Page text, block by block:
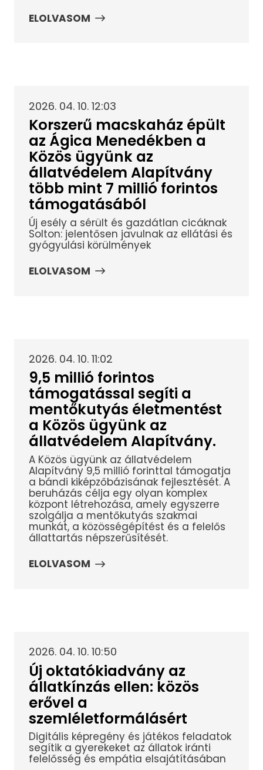
ELOLVASOM
2026. 04. 10. 12:03
Korszerű macskaház épült
az Ágica Menedékben a
Közös ügyünk az
állatvédelem Alapítvány
több mint 7 millió forintos
támogatásából
Új esély a sérült és gazdátlan cicáknak
Solton: jelentősen javulnak az ellátási és
gyógyulási körülmények
ELOLVASOM
2026. 04. 10. 11:02
9,5 millió forintos
támogatással segíti a
mentőkutyás életmentést
a Közös ügyünk az
állatvédelem Alapítvány.
A Közös ügyünk az állatvédelem
Alapítvány 9,5 millió forinttal támogatja
a bándi kiképzőbázisának fejlesztését. A
beruházás célja egy olyan komplex
központ létrehozása, amely egyszerre
szolgálja a mentőkutyás szakmai
munkát, a közösségépítést és a felelős
állattartás népszerűsítését.
ELOLVASOM
2026. 04. 10. 10:50
Új oktatókiadvány az
állatkínzás ellen: közös
erővel a
szemléletformálásért
Digitális képregény és játékos feladatok
segítik a gyerekeket az állatok iránti
felelősség és empátia elsajátításában